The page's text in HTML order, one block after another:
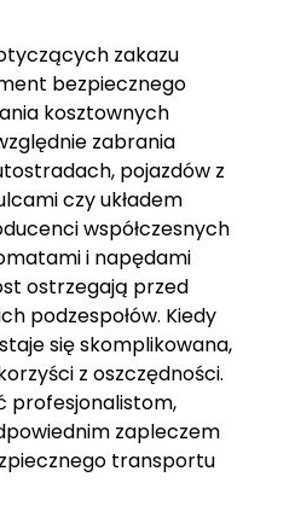
zakazu
bezpiecznego
kosztownych
zabrania
pojazdów z
czy układem
współczesnych
i napędami
ostrzegają przed
podzespołów. Kiedy
się skomplikowana,
z oszczędności.
profesjonalistom,
zapleczem
transportu